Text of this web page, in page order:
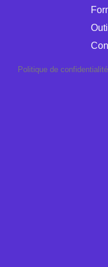
Politique de confidentialité